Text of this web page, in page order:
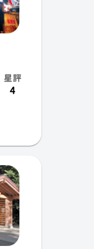
星評
4